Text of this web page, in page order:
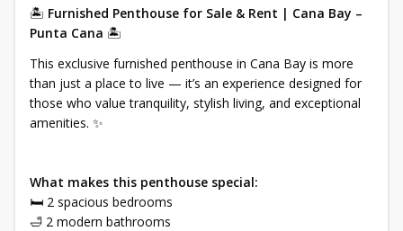
🏝️ Furnished Penthouse for Sale & Rent | Cana Bay –
Punta Cana 🏝️
This exclusive furnished penthouse in Cana Bay is more
than just a place to live — it’s an experience designed for
those who value tranquility, stylish living, and exceptional
amenities. ✨
What makes this penthouse special:
🛏️ 2 spacious bedrooms
🛁 2 modern bathrooms